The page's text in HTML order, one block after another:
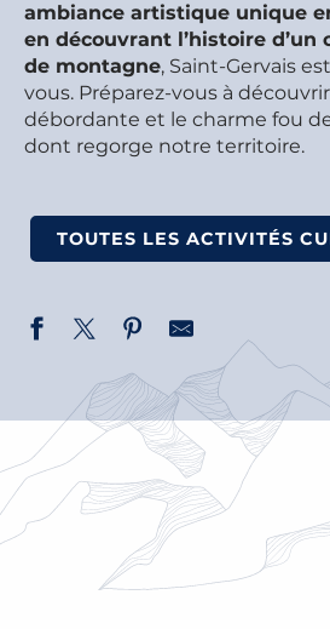
ambiance artistique unique
en découvrant l’histoire
de montagne, Saint-Gervais
vous. Préparez-vous à
débordante et le charme fou
dont regorge notre territoire.
TOUTES LES ACTIVITÉS
DÉCOUVREZ SAINT-
LES ÉGLISES ET
GERVAIS, JOYAUX
LES PARCOURS
4 MUSÉES, 4 LIEUX
ARTISTIQUE